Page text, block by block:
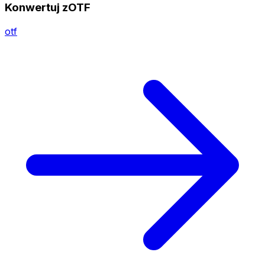
Konwertuj zOTF
otf